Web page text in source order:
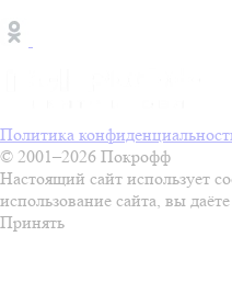
Политика
© 2001–2026 Покрофф
Настоящий сайт использует
использование сайта, вы даёте
Принять